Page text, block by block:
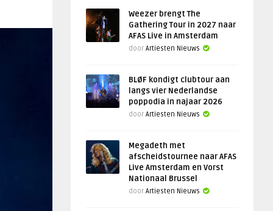
Weezer brengt The
Gathering Tour in 2027 naar
AFAS Live in Amsterdam
door Artiesten Nieuws
BLØF kondigt clubtour aan
langs vier Nederlandse
poppodia in najaar 2026
door Artiesten Nieuws
Megadeth met
afscheidstournee naar AFAS
Live Amsterdam en Vorst
Nationaal Brussel
door Artiesten Nieuws